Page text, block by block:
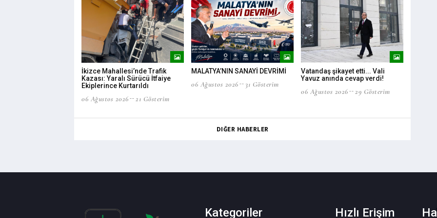
İkizce Mahallesi’nde Trafik
Kazası: Yaralı Sürücü İtfaiye
Ekiplerince Kurtarıldı
06 Ağustos 2026 21 Gösterim
MALATYA’NIN SANAYİ DEVRİMİ
06 Ağustos 2026 31 Gösterim
Vatandaş şikayet etti... Vali
Yavuz anında cevap verdi!
06 Ağustos 2026 29 Gösterim
DIĞER HABERLER
Kategoriler Hızlı Erişim